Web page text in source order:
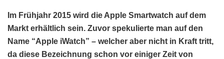
Im Frühjahr 2015 wird die Apple Smartwatch auf dem
Markt erhältlich sein. Zuvor spekulierte man auf den
Name “Apple iWatch” – welcher aber nicht in Kraft tritt,
da diese Bezeichnung schon vor einiger Zeit von